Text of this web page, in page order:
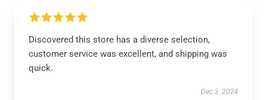
Discovered this store has a diverse selection,
customer service was excellent, and shipping was
quick.
Dec 3, 2024